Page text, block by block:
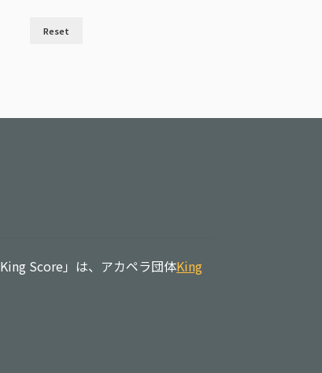
Reset
Score」は、アカペラ団体King